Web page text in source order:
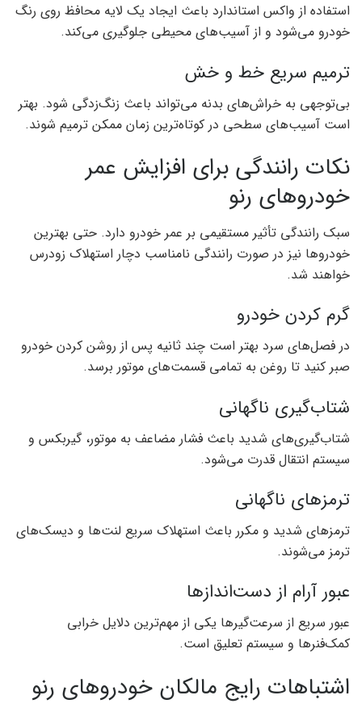
استفاده از واکس استاندارد باعث ایجاد یک لایه محافظ روی رنگ
خودرو می‌شود و از آسیب‌های محیطی جلوگیری می‌کند.
ترمیم سریع خط و خش
بی‌توجهی به خراش‌های بدنه می‌تواند باعث زنگ‌زدگی شود. بهتر
است آسیب‌های سطحی در کوتاه‌ترین زمان ممکن ترمیم شوند.
نکات رانندگی برای افزایش عمر
خودروهای رنو
سبک رانندگی تأثیر مستقیمی بر عمر خودرو دارد. حتی بهترین
خودروها نیز در صورت رانندگی نامناسب دچار استهلاک زودرس
خواهند شد.
گرم کردن خودرو
در فصل‌های سرد بهتر است چند ثانیه پس از روشن کردن خودرو
صبر کنید تا روغن به تمامی قسمت‌های موتور برسد.
شتاب‌گیری ناگهانی
شتاب‌گیری‌های شدید باعث فشار مضاعف به موتور، گیربکس و
سیستم انتقال قدرت می‌شود.
ترمزهای ناگهانی
ترمزهای شدید و مکرر باعث استهلاک سریع لنت‌ها و دیسک‌های
ترمز می‌شوند.
عبور آرام از دست‌اندازها
عبور سریع از سرعت‌گیرها یکی از مهم‌ترین دلایل خرابی
کمک‌فنرها و سیستم تعلیق است.
اشتباهات رایج مالکان خودروهای رنو